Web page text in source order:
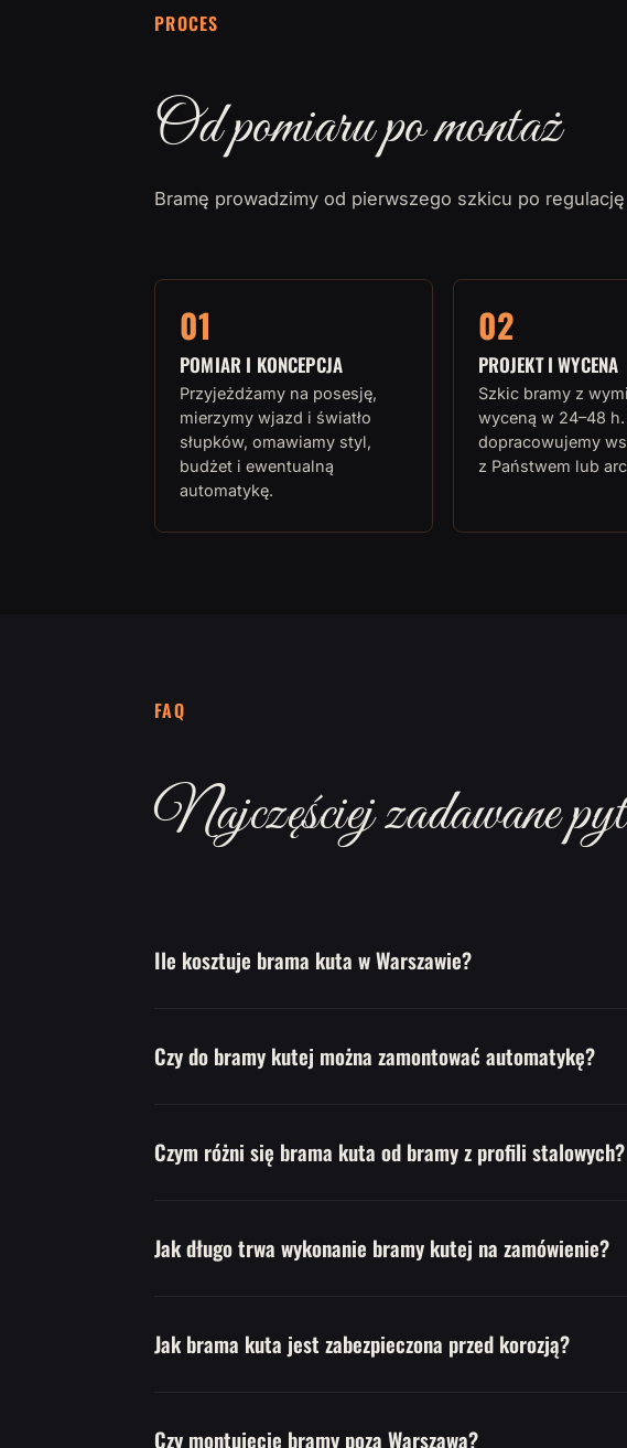
PROCES
Od pomiaru po montaż
Bramę prowadzimy od pierwszego szkicu po
01
POMIAR I KONCEPCJA
Przyjeżdżamy na posesję,
mierzymy wjazd i światło
słupków, omawiamy styl,
budżet i ewentualną
automatykę.
02
PROJEKT I WYCENA
Szkic bramy z
wyceną w 24–48
dopracowujemy
z Państwem lub
FAQ
Najczęściej zadawane
Ile kosztuje brama kuta w Warszawie?
Czy do bramy kutej można zamontować automatykę?
Czym różni się brama kuta od bramy z profili stalowych?
Jak długo trwa wykonanie bramy kutej na zamówienie?
Jak brama kuta jest zabezpieczona przed korozją?
Czy montujecie bramy poza Warszawą?